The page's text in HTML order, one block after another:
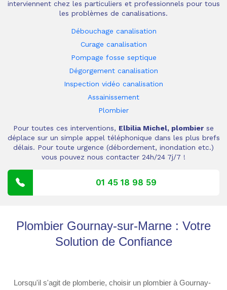
interviennent chez les particuliers et professionnels pour tous
les problèmes de canalisations.
Débouchage canalisation
Curage canalisation
Pompage fosse septique
Dégorgement canalisation
Inspection vidéo canalisation
Assainissement
Plombier
Pour toutes ces interventions, Elbilia Michel, plombier se
déplace sur un simple appel téléphonique dans les plus brefs
délais. Pour toute urgence (débordement, inondation etc.)
vous pouvez nous contacter 24h/24 7j/7 !
01 45 18 98 59
Plombier Gournay-sur-Marne : Votre
Solution de Confiance
Lorsqu'il s'agit de plomberie, choisir un plombier à Gournay-